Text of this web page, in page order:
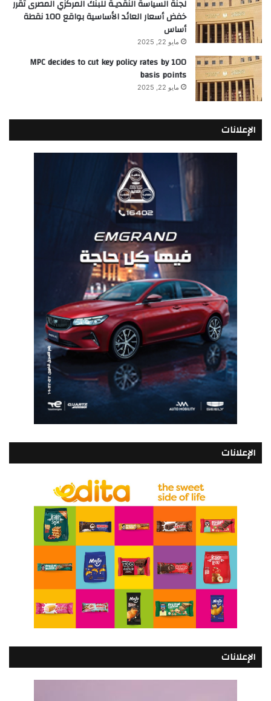
لجنة السياسة النقديـة للبنك المركزي المصرى تقرر
خفض أسعار العائد الأساسية بواقع 100 نقطة
أساس
مايو 22, 2025
MPC decides to cut key policy rates by 100
basis points
مايو 22, 2025
الإعلانات
الإعلانات
الإعلانات